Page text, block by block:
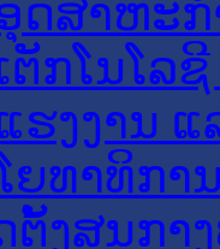
ດສາຫະ
ຕັກໂນໂລ
ຮງງານ
ຍທາທິກາ
ຕັ້ງສູນກາ